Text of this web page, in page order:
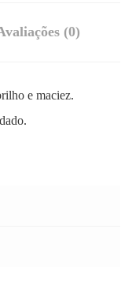
(0)
e maciez.